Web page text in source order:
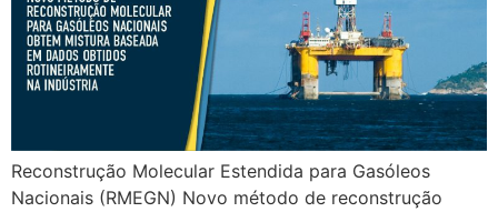
Reconstrução Molecular Estendida para Gasóleos
Nacionais (RMEGN) Novo método de reconstrução